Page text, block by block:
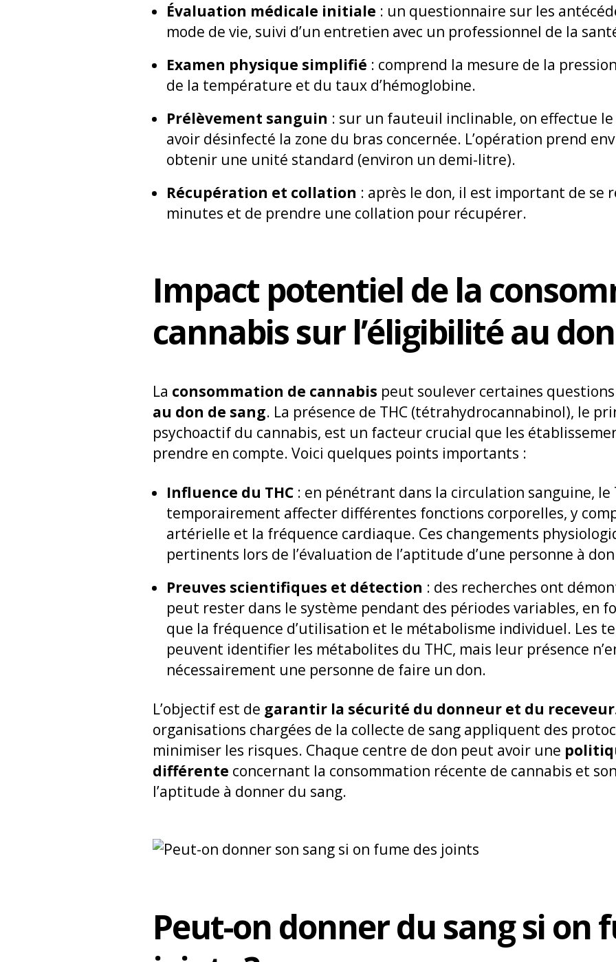
Évaluation médicale initiale : un questionnaire sur les
mode de vie, suivi d’un entretien avec un professionnel de la
Examen physique simplifié : comprend la mesure de la
de la température et du taux d’hémoglobine.
Prélèvement sanguin : sur un fauteuil inclinable, on effectue
avoir désinfecté la zone du bras concernée. L’opération prend
obtenir une unité standard (environ un demi-litre).
Récupération et collation : après le don, il est important de se
minutes et de prendre une collation pour récupérer.
Impact potentiel de la
cannabis sur l’éligibilité au
La consommation de cannabis peut soulever certaines questions
au don de sang. La présence de THC (tétrahydrocannabinol), le
psychoactif du cannabis, est un facteur crucial que les
prendre en compte. Voici quelques points importants :
Influence du THC : en pénétrant dans la circulation sanguine, le
temporairement affecter différentes fonctions corporelles, y
artérielle et la fréquence cardiaque. Ces changements
pertinents lors de l’évaluation de l’aptitude d’une personne à
Preuves scientifiques et détection : des recherches ont
peut rester dans le système pendant des périodes variables, en
que la fréquence d’utilisation et le métabolisme individuel. Les
peuvent identifier les métabolites du THC, mais leur présence
nécessairement une personne de faire un don.
L’objectif est de garantir la sécurité du donneur et du
organisations chargées de la collecte de sang appliquent des
minimiser les risques. Chaque centre de don peut avoir une
différente concernant la consommation récente de cannabis et
l’aptitude à donner du sang.
Peut-on donner du sang si on